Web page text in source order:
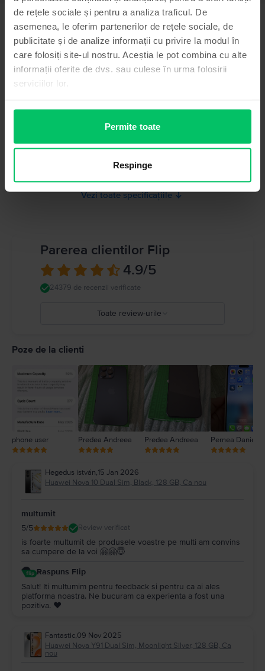
de rețele sociale și pentru a analiza traficul. De
asemenea, le oferim partenerilor de rețele sociale, de
publicitate și de analize informații cu privire la modul în
care folosiți site-ul nostru. Aceștia le pot combina cu alte
informații oferite de dvs. sau culese în urma folosirii
serviciilor lor.
Permite toate
Respinge
Informatii siguranta produs
Informatii producator
Informatii persoana responsabila
Informatii privind avertismentele de siguranta cu privire la produs.
Specificații
Brand
Huawei
Model
P10 Plus
Gold
Vezi toate specificațiile
Parerea clientilor Flip
4.9/5
24379 de recenzii verificate
Toate review-urile
Poze de la clienti
phone user Predea Andreea Predea Andreea Pernea Daniel
Hegedus istván,15 Jan 2026
Huawei Nova 10 Dual Sim, Black, 128 GB, Ca nou
multumit
5/5 Review verificat
is foarte multumit de produsele voastre pe multi am convins
sa cumpere de la voi 🤗🤗😇
Raspuns Flip
Salut! Iti multumim pentru feedback si pentru ca ai ales
platforma noastra. Ne bucuram ca experienta a fost una
pozitiva. ❤️
Fantastic,09 Nov 2025
Huawei Nova Y91 Dual Sim, Moonlight Silver, 128 GB, Ca
nou